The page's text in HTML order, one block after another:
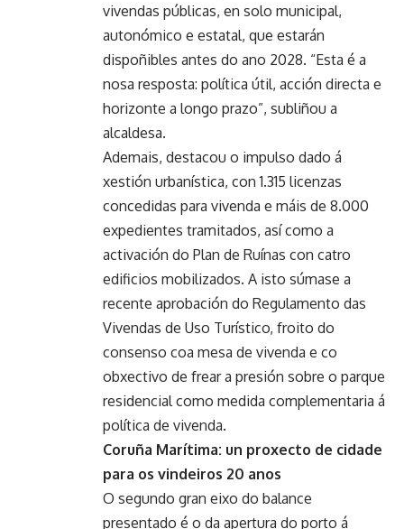
vivendas públicas, en solo municipal,
autonómico e estatal, que estarán
dispoñibles antes do ano 2028. “Esta é a
nosa resposta: política útil, acción directa e
horizonte a longo prazo”, subliñou a
alcaldesa.
Ademais, destacou o impulso dado á
xestión urbanística, con 1.315 licenzas
concedidas para vivenda e máis de 8.000
expedientes tramitados, así como a
activación do Plan de Ruínas con catro
edificios mobilizados. A isto súmase a
recente aprobación do Regulamento das
Vivendas de Uso Turístico, froito do
consenso coa mesa de vivenda e co
obxectivo de frear a presión sobre o parque
residencial como medida complementaria á
política de vivenda.
Coruña Marítima: un proxecto de cidade
para os vindeiros 20 anos
O segundo gran eixo do balance
presentado é o da apertura do porto á